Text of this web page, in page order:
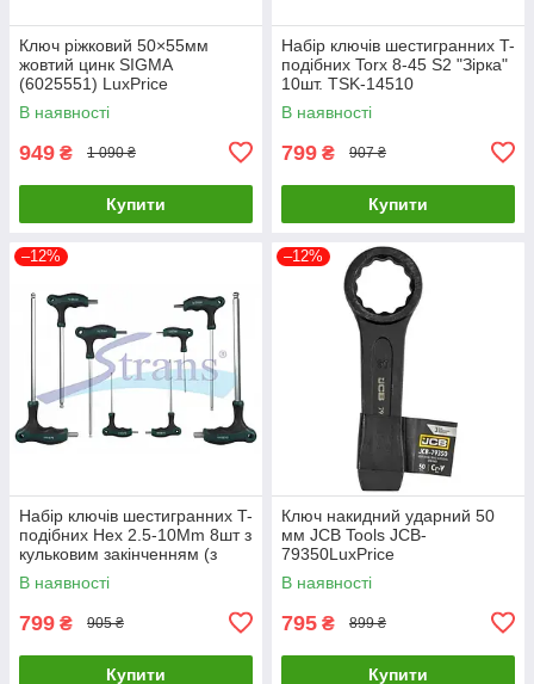
Ключ ріжковий 50×55мм
жовтий цинк SIGMA
(6025551) LuxPrice
В наявності
949 ₴ 1 090 ₴
Купити
Набір ключів шестигранних T-
подібних Torx 8-45 S2 "Зірка"
10шт. TSK-14510
В наявності
799 ₴ 907 ₴
Купити
–12%
Набір ключів шестигранних T-
подібних Hex 2.5-10Mm 8шт з
кульковим закінченням (з
ручками) HBK-11008
В наявності
799 ₴ 905 ₴
Купити
–12%
Ключ накидний ударний 50
мм JCB Tools JCB-
79350LuxPrice
В наявності
795 ₴ 899 ₴
Купити